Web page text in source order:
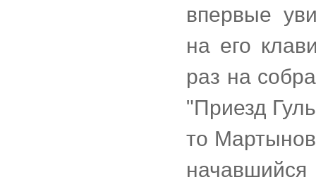
впервые
на его
раз на
"Приезд
то